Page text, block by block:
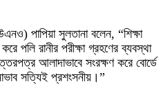
পাপিয়া সুলতানা বলেন, “শিক্ষা
পলি রানীর পরীক্ষা গ্রহণের ব্যবস্থা
আলাদাভাবে সংরক্ষণ করে বোর্ডে
সত্যিই প্রশংসনীয়।”